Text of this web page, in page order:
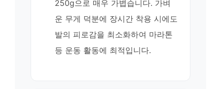
250g으로 매우 가볍습니다. 가벼
운 무게 덕분에 장시간 착용 시에도
발의 피로감을 최소화하여 마라톤
등 운동 활동에 최적입니다.